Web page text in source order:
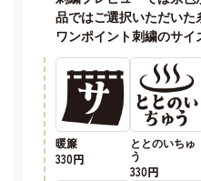
品ではご選択いただいた
ワンポイント刺繍のサイ
暖簾
330円
ととのいちゅ
う
330円